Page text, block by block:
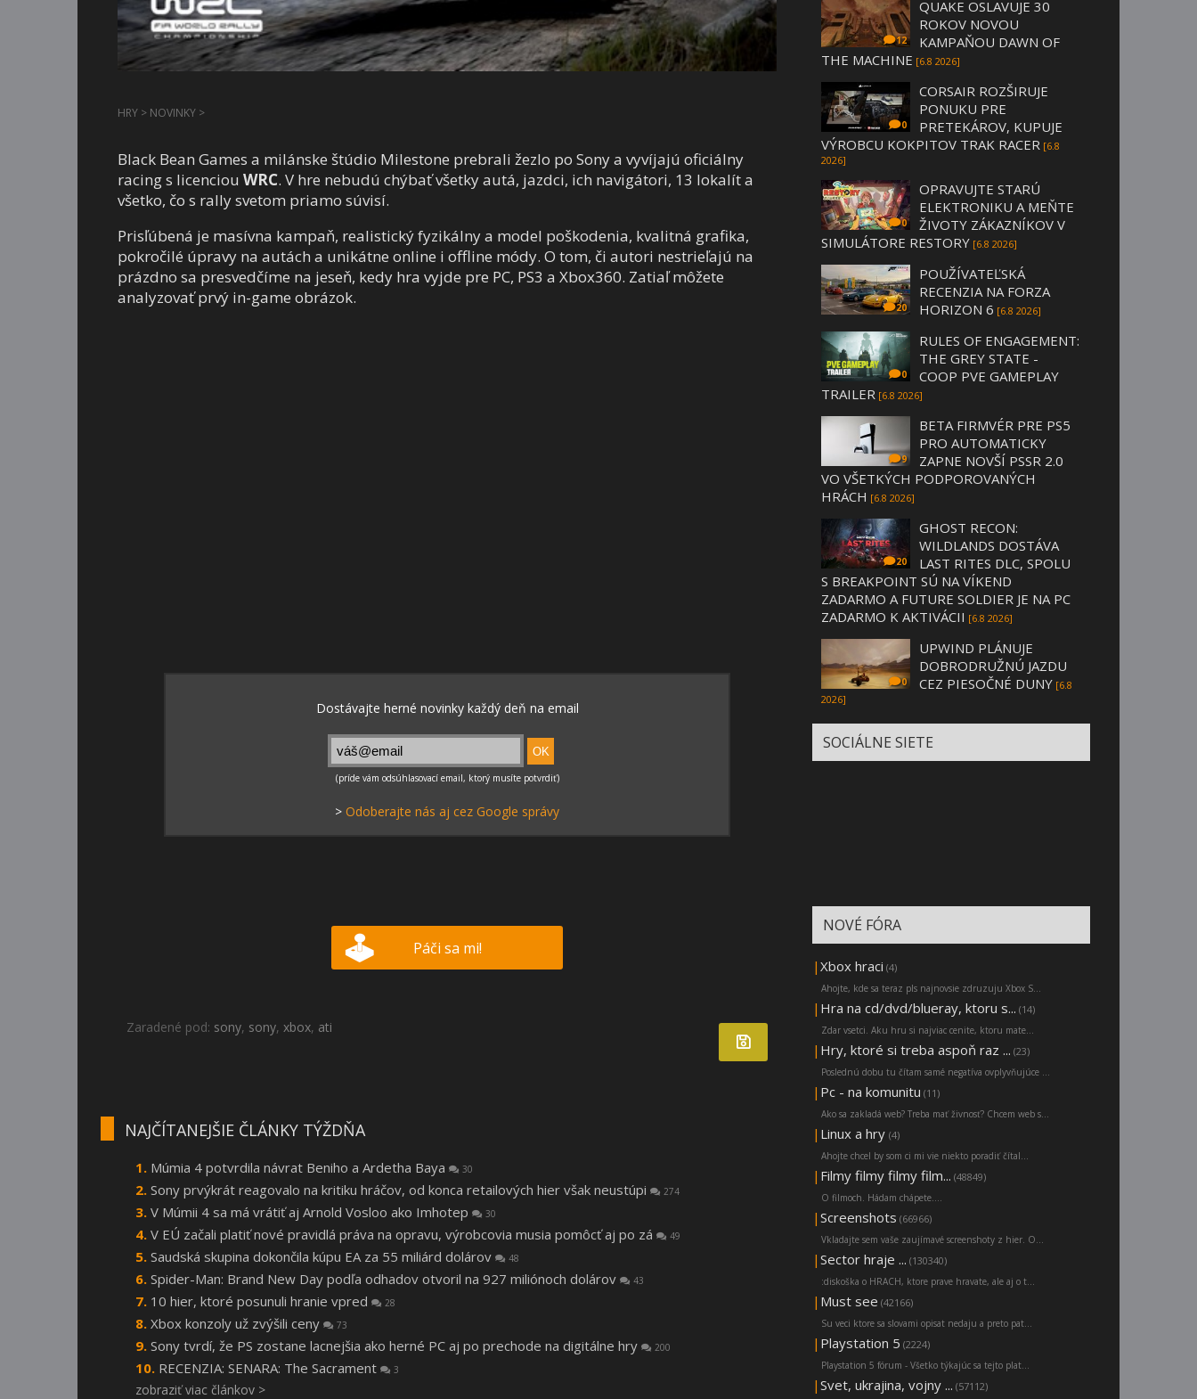
HRY > NOVINKY >
Black Bean Games a milánske štúdio Milestone prebrali žezlo po Sony a vyvíjajú oficiálny
racing s licenciou WRC. V hre nebudú chýbať všetky autá, jazdci, ich navigátori, 13 lokalít a
všetko, čo s rally svetom priamo súvisí.
Prisľúbená je masívna kampaň, realistický fyzikálny a model poškodenia, kvalitná grafika,
pokročilé úpravy na autách a unikátne online i offline módy. O tom, či autori nestrieľajú na
prázdno sa presvedčíme na jeseň, kedy hra vyjde pre PC, PS3 a Xbox360. Zatiaľ môžete
analyzovať prvý in-game obrázok.
> Odoberajte nás aj cez Google správy
Páči sa mi!
Zaradené pod: sony, sony, xbox, ati
NAJČÍTANEJŠIE ČLÁNKY TÝŽDŇA
Múmia 4 potvrdila návrat Beniho a Ardetha Baya 30
Sony prvýkrát reagovalo na kritiku hráčov, od konca retailových hier však neustúpi 274
V Múmii 4 sa má vrátiť aj Arnold Vosloo ako Imhotep 30
V EÚ začali platiť nové pravidlá práva na opravu, výrobcovia musia pomôcť aj po zá 49
Saudská skupina dokončila kúpu EA za 55 miliárd dolárov 48
Spider-Man: Brand New Day podľa odhadov otvoril na 927 miliónoch dolárov 43
10 hier, ktoré posunuli hranie vpred 28
Xbox konzoly už zvýšili ceny 73
Sony tvrdí, že PS zostane lacnejšia ako herné PC aj po prechode na digitálne hry 200
RECENZIA: SENARA: The Sacrament 3
zobraziť viac článkov >
12
QUAKE OSLAVUJE 30
ROKOV NOVOU
KAMPAŇOU DAWN OF
THE MACHINE [6.8 2026]
0
CORSAIR ROZŠIRUJE
PONUKU PRE
PRETEKÁROV, KUPUJE
VÝROBCU KOKPITOV TRAK RACER [6.8
2026]
0
OPRAVUJTE STARÚ
ELEKTRONIKU A MEŇTE
ŽIVOTY ZÁKAZNÍKOV V
SIMULÁTORE RESTORY [6.8 2026]
20
POUŽÍVATEĽSKÁ
RECENZIA NA FORZA
HORIZON 6 [6.8 2026]
0
RULES OF ENGAGEMENT:
THE GREY STATE -
COOP PVE GAMEPLAY
TRAILER [6.8 2026]
9
BETA FIRMVÉR PRE PS5
PRO AUTOMATICKY
ZAPNE NOVŠÍ PSSR 2.0
VO VŠETKÝCH PODPOROVANÝCH
HRÁCH [6.8 2026]
20
GHOST RECON:
WILDLANDS DOSTÁVA
LAST RITES DLC, SPOLU
S BREAKPOINT SÚ NA VÍKEND
ZADARMO A FUTURE SOLDIER JE NA PC
ZADARMO K AKTIVÁCII [6.8 2026]
0
UPWIND PLÁNUJE
DOBRODRUŽNÚ JAZDU
CEZ PIESOČNÉ DUNY [6.8
2026]
SOCIÁLNE SIETE
NOVÉ FÓRA
| Xbox hraci (4)
Ahojte, kde sa teraz pls najnovsie zdruzuju Xbox S...
| Hra na cd/dvd/blueray, ktoru s... (14)
Zdar vsetci. Aku hru si najviac cenite, ktoru mate...
| Hry, ktoré si treba aspoň raz ... (23)
Poslednú dobu tu čítam samé negatíva ovplyvňujúce ...
| Pc - na komunitu (11)
Ako sa zakladá web? Treba mať živnosť? Chcem web s...
| Linux a hry (4)
Ahojte chcel by som ci mi vie niekto poradiť čítal...
| Filmy filmy filmy film... (48849)
O filmoch. Hádam chápete....
| Screenshots (66966)
Vkladajte sem vaše zaujímavé screenshoty z hier. O...
| Sector hraje ... (130340)
:diskoška o HRACH, ktore prave hravate, ale aj o t...
| Must see (42166)
Su veci ktore sa slovami opisat nedaju a preto pat...
| Playstation 5 (2224)
Playstation 5 fórum - Všetko týkajúc sa tejto plat...
| Svet, ukrajina, vojny ... (57112)